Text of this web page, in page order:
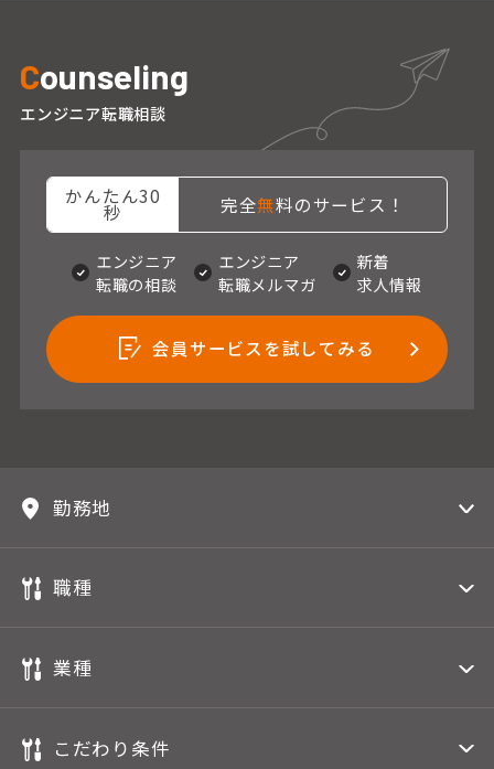
Counseling
エンジニア転職相談
かんたん30
秒 完全無料のサービス！
エンジニア
転職の相談
エンジニア
転職メルマガ
新着
求人情報
会員サービスを試してみる
勤務地
職種
業種
こだわり条件